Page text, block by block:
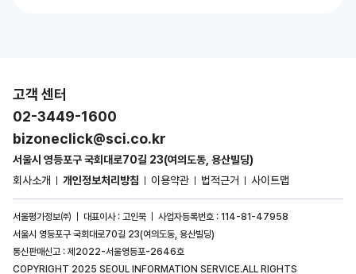
고객 센터
02-3449-1600
bizoneclick@sci.co.kr
서울시 영등포구 국회대로70길 23(여의도동, 용산빌딩)
회사소개
개인정보처리방침 이용약관 법적근거 사이트맵
서울평가정보㈜ 대표이사 : 고인묵
사업자등록번호 : 114-81-47958
서울시 영등포구 국회대로70길 23(여의도동, 용산빌딩)
통신판매신고 : 제2022-서울영등포-2646호
COPYRIGHT 2025 SEOUL INFORMATION SERVICE.ALL RIGHTS